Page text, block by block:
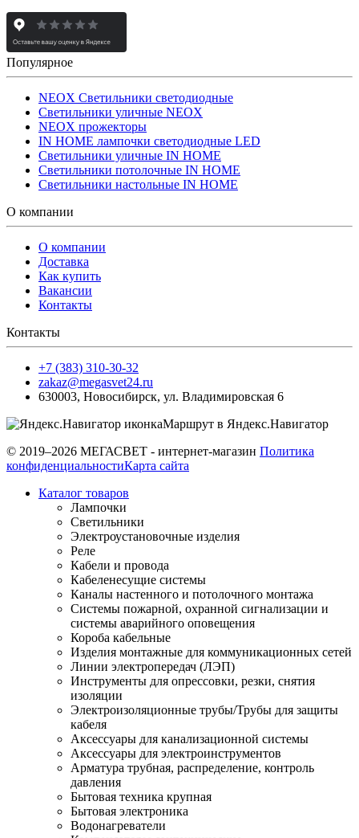
Популярное
NEOX Светильники светодиодные
Светильники уличные NEOX
NEOX прожекторы
IN HOME лампочки светодиодные LED
Светильники уличные IN HOME
Светильники потолочные IN HOME
Светильники настольные IN HOME
О компании
О компании
Доставка
Как купить
Вакансии
Контакты
Контакты
+7 (383) 310-30-32
zakaz@megasvet24.ru
630003, Новосибирск, ул. Владимировская 6
Маршрут в Яндекс.Навигатор
© 2019–2026 МЕГАСВЕТ - интернет-магазин Политика
конфиденциальностиКарта сайта
Каталог товаров
Лампочки
Светильники
Электроустановочные изделия
Реле
Кабели и провода
Кабеленесущие системы
Каналы настенного и потолочного монтажа
Системы пожарной, охранной сигнализации и
системы аварийного оповещения
Короба кабельные
Изделия монтажные для коммуникационных сетей
Линии электропередач (ЛЭП)
Инструменты для опрессовки, резки, снятия
изоляции
Электроизоляционные трубы/Трубы для защиты
кабеля
Аксессуары для канализационной системы
Аксессуары для электроинструментов
Арматура трубная, распределение, контроль
давления
Бытовая техника крупная
Бытовая электроника
Водонагреватели